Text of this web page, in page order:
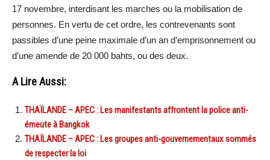
17 novembre, interdisant les marches ou la mobilisation de
personnes. En vertu de cet ordre, les contrevenants sont
passibles d’une peine maximale d’un an d’emprisonnement ou
d’une amende de 20 000 bahts, ou des deux.
A Lire Aussi:
THAÏLANDE – APEC : Les manifestants affrontent la police anti-
émeute à Bangkok
THAÏLANDE – APEC : Les groupes anti-gouvernementaux sommés
de respecter la loi